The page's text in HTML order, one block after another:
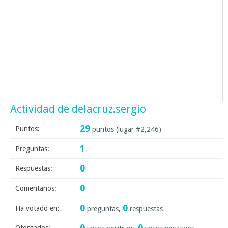
Actividad de delacruz.sergio
Puntos: 29 puntos (lugar #2,246)
Preguntas: 1
Respuestas: 0
Comentarios: 0
Ha votado en: 0 preguntas, 0 respuestas